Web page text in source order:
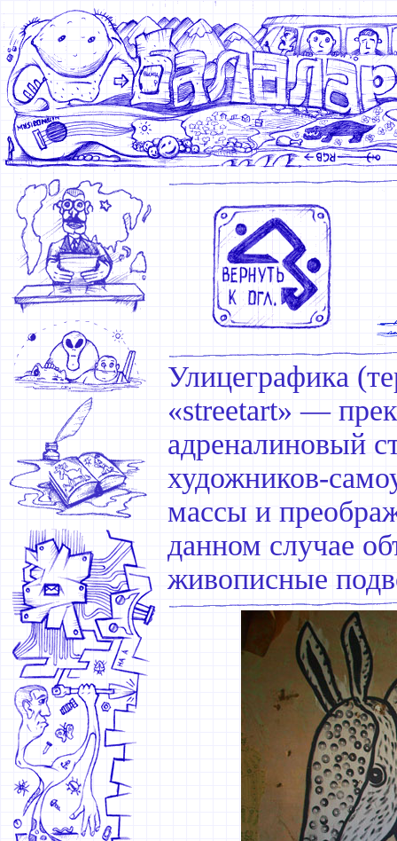
Улицеграфика
«streetart» —
адреналиновый
художников-
массы и
данном случае
живописные